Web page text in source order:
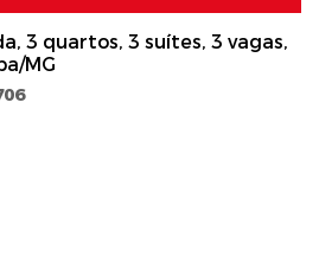
3 quartos, 3 suítes, 3 vagas,
MG